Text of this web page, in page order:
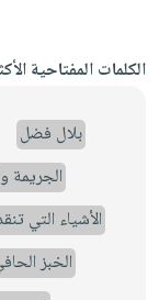
الكلمات المفتاحية
بلال فضل
الجريمة
الأشياء التي
الخبز